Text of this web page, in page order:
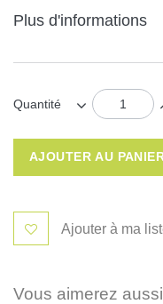
Plus d'informations
Quantité
AJOUTER AU
Ajouter à ma
Vous aimerez